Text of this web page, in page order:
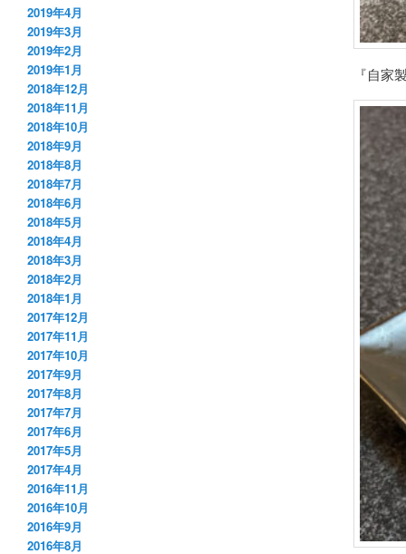
『自
2019年4月
2019年3月
2019年2月
2019年1月
2018年12月
2018年11月
2018年10月
2018年9月
2018年8月
2018年7月
2018年6月
2018年5月
2018年4月
2018年3月
2018年2月
2018年1月
2017年12月
2017年11月
2017年10月
2017年9月
2017年8月
2017年7月
2017年6月
2017年5月
2017年4月
2016年11月
2016年10月
2016年9月
2016年8月